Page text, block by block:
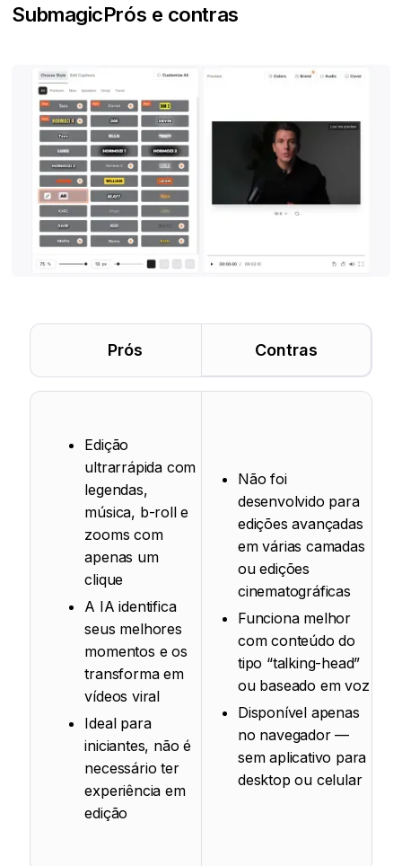
SubmagicPrós e contras
Prós Contras
Edição
ultrarrápida com
legendas,
música, b-roll e
zooms com
apenas um
clique
A IA identifica
seus melhores
momentos e os
transforma em
vídeos viral
Ideal para
iniciantes, não é
necessário ter
experiência em
edição
Não foi
desenvolvido para
edições avançadas
em várias camadas
ou edições
cinematográficas
Funciona melhor
com conteúdo do
tipo “talking-head”
ou baseado em voz
Disponível apenas
no navegador —
sem aplicativo para
desktop ou celular